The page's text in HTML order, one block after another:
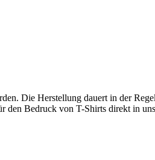
Die Herstellung dauert in der
Bedruck von T-Shirts direkt in